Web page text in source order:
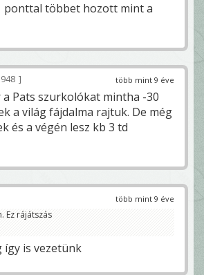
ponttal többet hozott mint a
több mint 9 éve
Pats szurkolókat mintha -30
a világ fájdalma rajtuk. De még
és a végén lesz kb 3 td
több mint 9 éve
Ez rájátszás
így is vezetünk